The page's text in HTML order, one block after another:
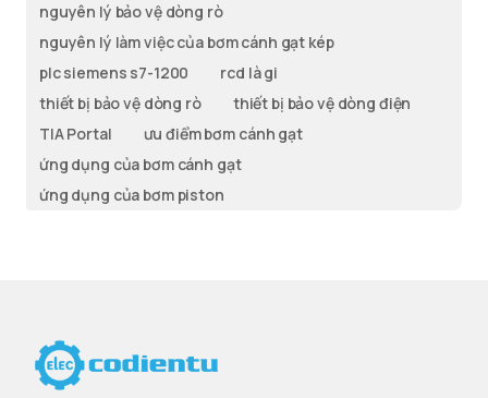
nguyên lý bảo vệ dòng rò
nguyên lý làm việc của bơm cánh gạt kép
plc siemens s7-1200
rcd là gi
thiết bị bảo vệ dòng rò
thiết bị bảo vệ dòng điện
TIA Portal
ưu điểm bơm cánh gạt
ứng dụng của bơm cánh gạt
ứng dụng của bơm piston